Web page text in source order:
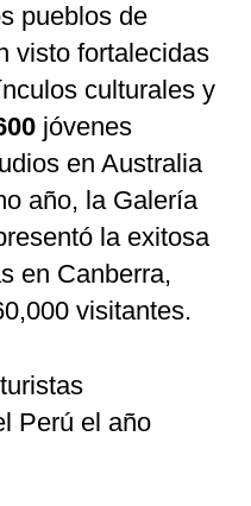
pueblos de
visto fortalecidas
culturales y
jóvenes
en Australia
año, la Galería
la exitosa
en Canberra,
visitantes.
turistas
Perú el año